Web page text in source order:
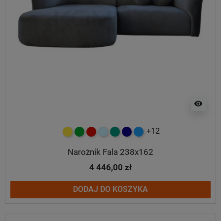
visibility
żółtyzielonyczerwony
błękitnyturkusowy
granatowy
niebieski
+12
Narożnik Fala 238x162
4 446,00 zł
DODAJ DO KOSZYKA